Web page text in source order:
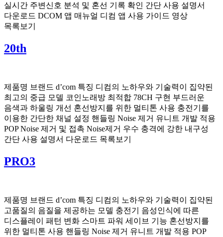
실시간 주변신호 분석 및 혼선 기록 확인 간단 사용 설명서
다운로드 DCOM 앱 매뉴얼 디컴 앱 사용 가이드 영상
목록보기
20th
제품명 브랜드 d’com 특징 디컴의 노하우와 기술력이 집약된
최고의 중급 모델 코인노래방 최적합 78CH 구현 부드러운
음색과 하울링 개선 혼선방지를 위한 멀티톤 사용 충전기를
이용한 간단한 채널 설정 핸들링 Noise 제거 유니트 개발 적용
POP Noise 제거 및 접촉 Noise제거 우수 충격에 강한 내구성
간단 사용 설명서 다운로드 목록보기
PRO3
제품명 브랜드 d’com 특징 디컴의 노하우와 기술력이 집약된
고품질의 음질을 제공하는 모델 충전기 음성인식에 따른
디스플레이 패턴 변화 스마트 파워 세이브 기능 혼선방지를
위한 멀티톤 사용 핸들링 Noise 제거 유니트 개발 적용 POP